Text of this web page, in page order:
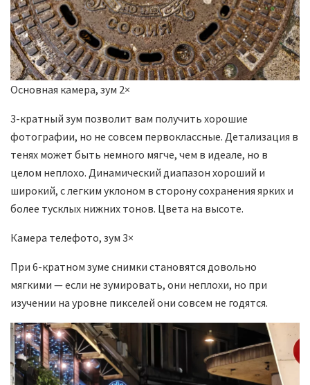
Основная камера, зум 2×
3-кратный зум позволит вам получить хорошие
фотографии, но не совсем первоклассные. Детализация в
тенях может быть немного мягче, чем в идеале, но в
целом неплохо. Динамический диапазон хороший и
широкий, с легким уклоном в сторону сохранения ярких и
более тусклых нижних тонов. Цвета на высоте.
Камера телефото, зум 3×
При 6-кратном зуме снимки становятся довольно
мягкими — если не зумировать, они неплохи, но при
изучении на уровне пикселей они совсем не годятся.